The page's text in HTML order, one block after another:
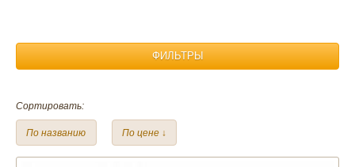
ФИЛЬТРЫ
Размер:
2,0 спальный
Сортировать:
По названию По цене ↓